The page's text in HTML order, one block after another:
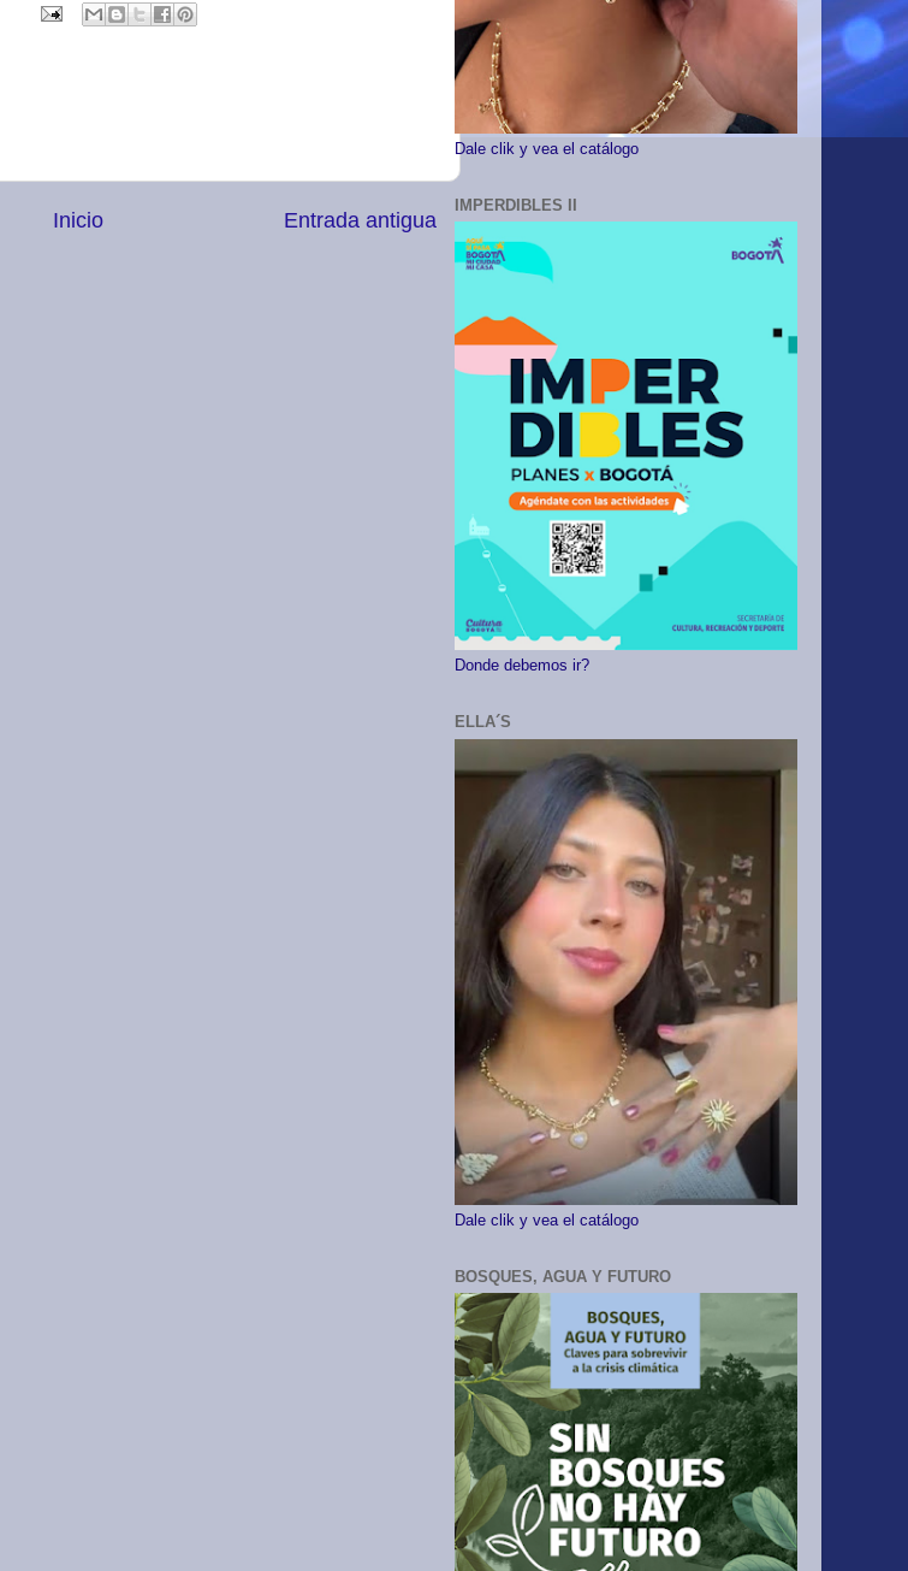
Entrada antigua
Inicio
Dale clik y vea el catálogo
IMPERDIBLES II
Donde debemos ir?
ELLA´S
Dale clik y vea el catálogo
BOSQUES, AGUA Y FUTURO